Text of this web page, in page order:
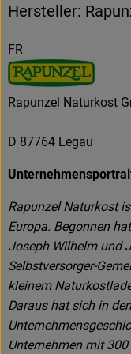
Hersteller:
FR
Rapunzel Naturkost
D 87764 Legau
Rapunzel Naturkost
Europa. Begonnen
Joseph Wilhelm und
Selbstversorger-
kleinem
Daraus hat sich in
Unternehmen mit